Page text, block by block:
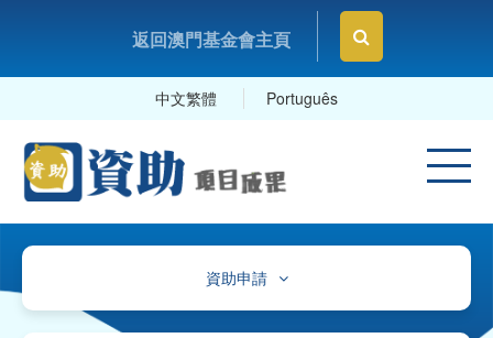
返回澳門基金會主頁
中文繁體 Português
資助申請
通告